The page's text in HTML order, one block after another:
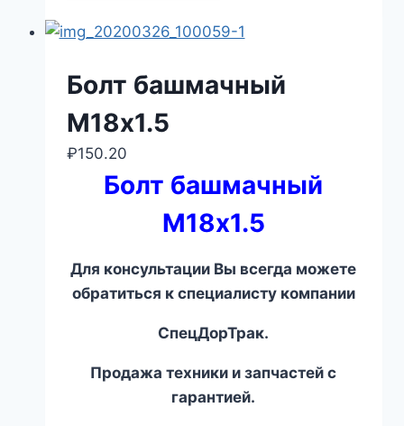
Болт башмачный
М18х1.5
₽150.20
Болт башмачный
М18х1.5
Для консультации Вы всегда можете
обратиться к специалисту компании
СпецДорТрак.
Продажа техники и запчастей с
гарантией.